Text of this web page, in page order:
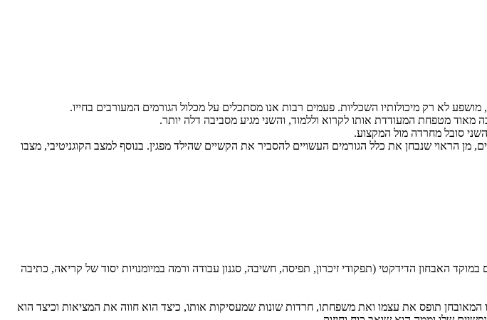
לא רק מיכולותיו השכליות. פעמים רבות אנו מסתכלים על מכלול הגורמים המעורבים בחייו.
מאוד מטפחת המעודדת אותו לקרוא וללמוד, והשני מגיע מסביבה דלה יותר.
סובל מחרדה מול המקצוע.
הראוי שנבחן את כלל הגורמים העשויים להסביר את הקשיים שהילד מפגין. בנוסף למצב הקוגניטיבי, מצבו
האבחון הדידקטי (תפקודי זיכרון, תפיסה, חשיבה, סגנון עבודה ורמה במיומנויות יסוד של קריאה, כתיבה
המאובחן תופס את עצמו ואת משפחתו, חרדות שונות שמעסיקות אותו, כיצד הוא חווה את המציאות וכיצד הוא